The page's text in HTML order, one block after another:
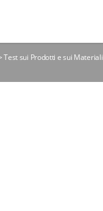
Test sui Prodotti e sui Materiali